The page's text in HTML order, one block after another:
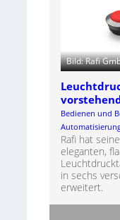
Bild: Rafi
Bedienen und
Rafi hat
eleganten,
in sechs
erweitert.